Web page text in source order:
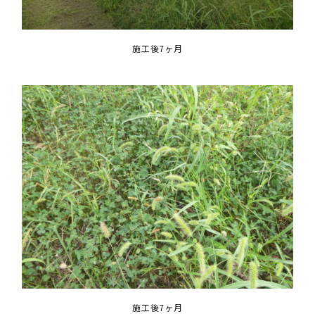
施工後7ヶ月
施工後7ヶ月